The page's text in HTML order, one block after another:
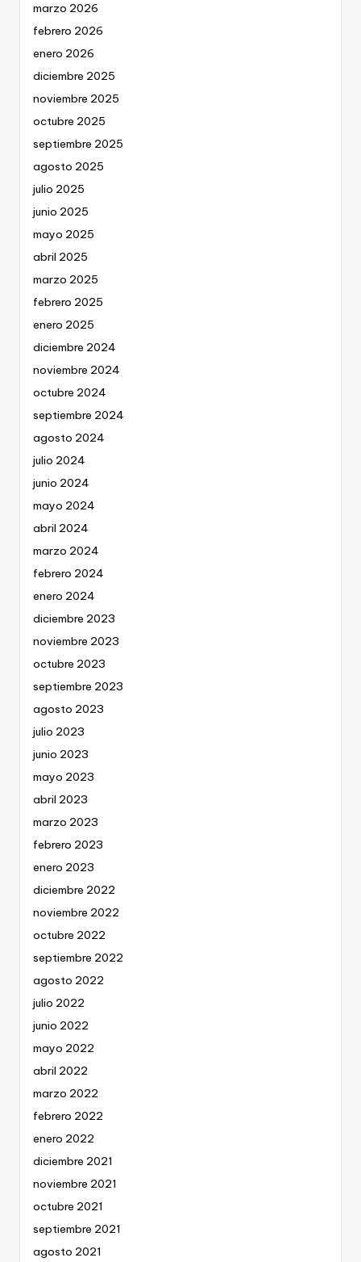
marzo 2026
febrero 2026
enero 2026
diciembre 2025
noviembre 2025
octubre 2025
septiembre 2025
agosto 2025
julio 2025
junio 2025
mayo 2025
abril 2025
marzo 2025
febrero 2025
enero 2025
diciembre 2024
noviembre 2024
octubre 2024
septiembre 2024
agosto 2024
julio 2024
junio 2024
mayo 2024
abril 2024
marzo 2024
febrero 2024
enero 2024
diciembre 2023
noviembre 2023
octubre 2023
septiembre 2023
agosto 2023
julio 2023
junio 2023
mayo 2023
abril 2023
marzo 2023
febrero 2023
enero 2023
diciembre 2022
noviembre 2022
octubre 2022
septiembre 2022
agosto 2022
julio 2022
junio 2022
mayo 2022
abril 2022
marzo 2022
febrero 2022
enero 2022
diciembre 2021
noviembre 2021
octubre 2021
septiembre 2021
agosto 2021